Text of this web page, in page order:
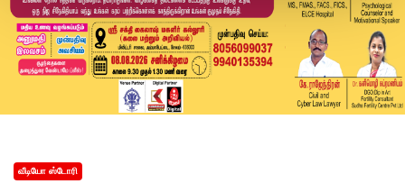
வீடியோ ஸ்டோரி